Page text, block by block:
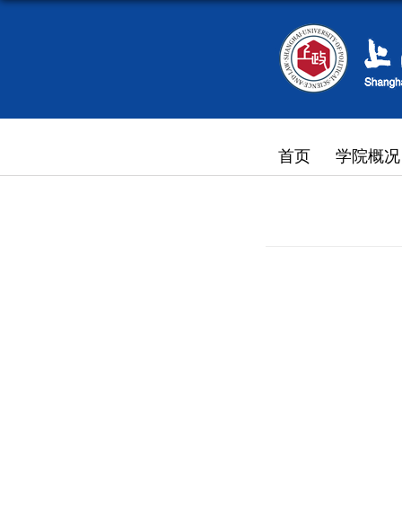
首页 学院概况